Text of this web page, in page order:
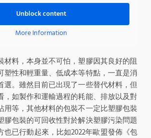
Unblock content
More Information
材料，本身並不可怕，塑膠因其良好的阻
塑性和輕重量、低成本等特點，一直是消
選。雖然目前已出現了一些替代材料，但
，如製作和運輸過程的耗能、排放以及對
用等，其他材料的包裝不一定比塑膠包裝
膠包裝的可回收性對於解決塑膠污染問題
也已行動起來，比如2022年歐盟發佈《包